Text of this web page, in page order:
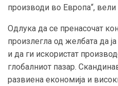
производи во Европа“, вели
Одлука да се пренасочат
произлегла од желбата да
и да ги искористат
глобалниот пазар.
развиена економија и